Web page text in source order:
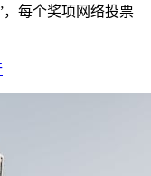
每个奖项网络投票